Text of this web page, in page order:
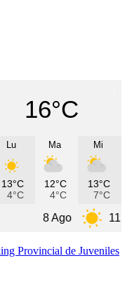
16°C
Lu
13°C
4°C
Ma
12°C
4°C
Mi
13°C
7°C
11°C